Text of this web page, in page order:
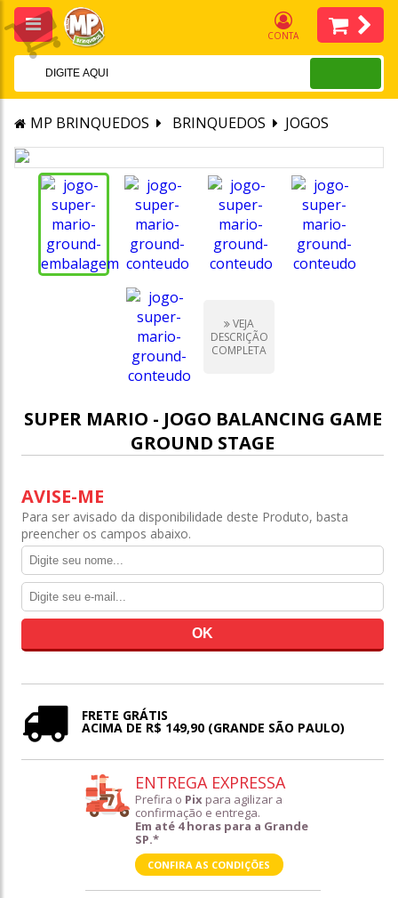
CONTA
MP BRINQUEDOS BRINQUEDOS JOGOS
VEJA
DESCRIÇÃO
COMPLETA
SUPER MARIO - JOGO BALANCING GAME
GROUND STAGE
AVISE-ME
Para ser avisado da disponibilidade deste Produto, basta
preencher os campos abaixo.
FRETE GRÁTIS
ACIMA DE R$ 149,90 (GRANDE SÃO PAULO)
ENTREGA EXPRESSA
Prefira o Pix para agilizar a
confirmação e entrega.
Em até 4 horas para a Grande
SP.*
CONFIRA AS CONDIÇÕES